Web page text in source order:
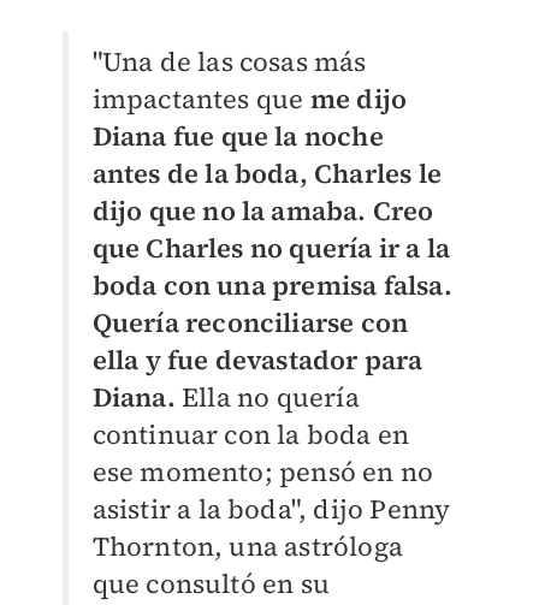
"Una de las cosas más
impactantes que me dijo
Diana fue que la noche
antes de la boda, Charles le
dijo que no la amaba. Creo
que Charles no quería ir a la
boda con una premisa falsa.
Quería reconciliarse con
ella y fue devastador para
Diana. Ella no quería
continuar con la boda en
ese momento; pensó en no
asistir a la boda", dijo Penny
Thornton, una astróloga
que consultó en su